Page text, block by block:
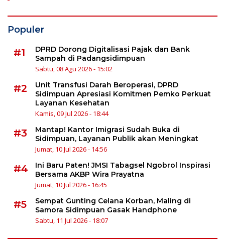
Populer
#1
DPRD Dorong Digitalisasi Pajak dan Bank
Sampah di Padangsidimpuan
Sabtu, 08 Agu 2026 - 15:02
#2
Unit Transfusi Darah Beroperasi, DPRD
Sidimpuan Apresiasi Komitmen Pemko Perkuat
Layanan Kesehatan
Kamis, 09 Jul 2026 - 18:44
#3
Mantap! Kantor Imigrasi Sudah Buka di
Sidimpuan, Layanan Publik akan Meningkat
Jumat, 10 Jul 2026 - 14:56
#4
Ini Baru Paten! JMSI Tabagsel Ngobrol Inspirasi
Bersama AKBP Wira Prayatna
Jumat, 10 Jul 2026 - 16:45
#5
Sempat Gunting Celana Korban, Maling di
Samora Sidimpuan Gasak Handphone
Sabtu, 11 Jul 2026 - 18:07